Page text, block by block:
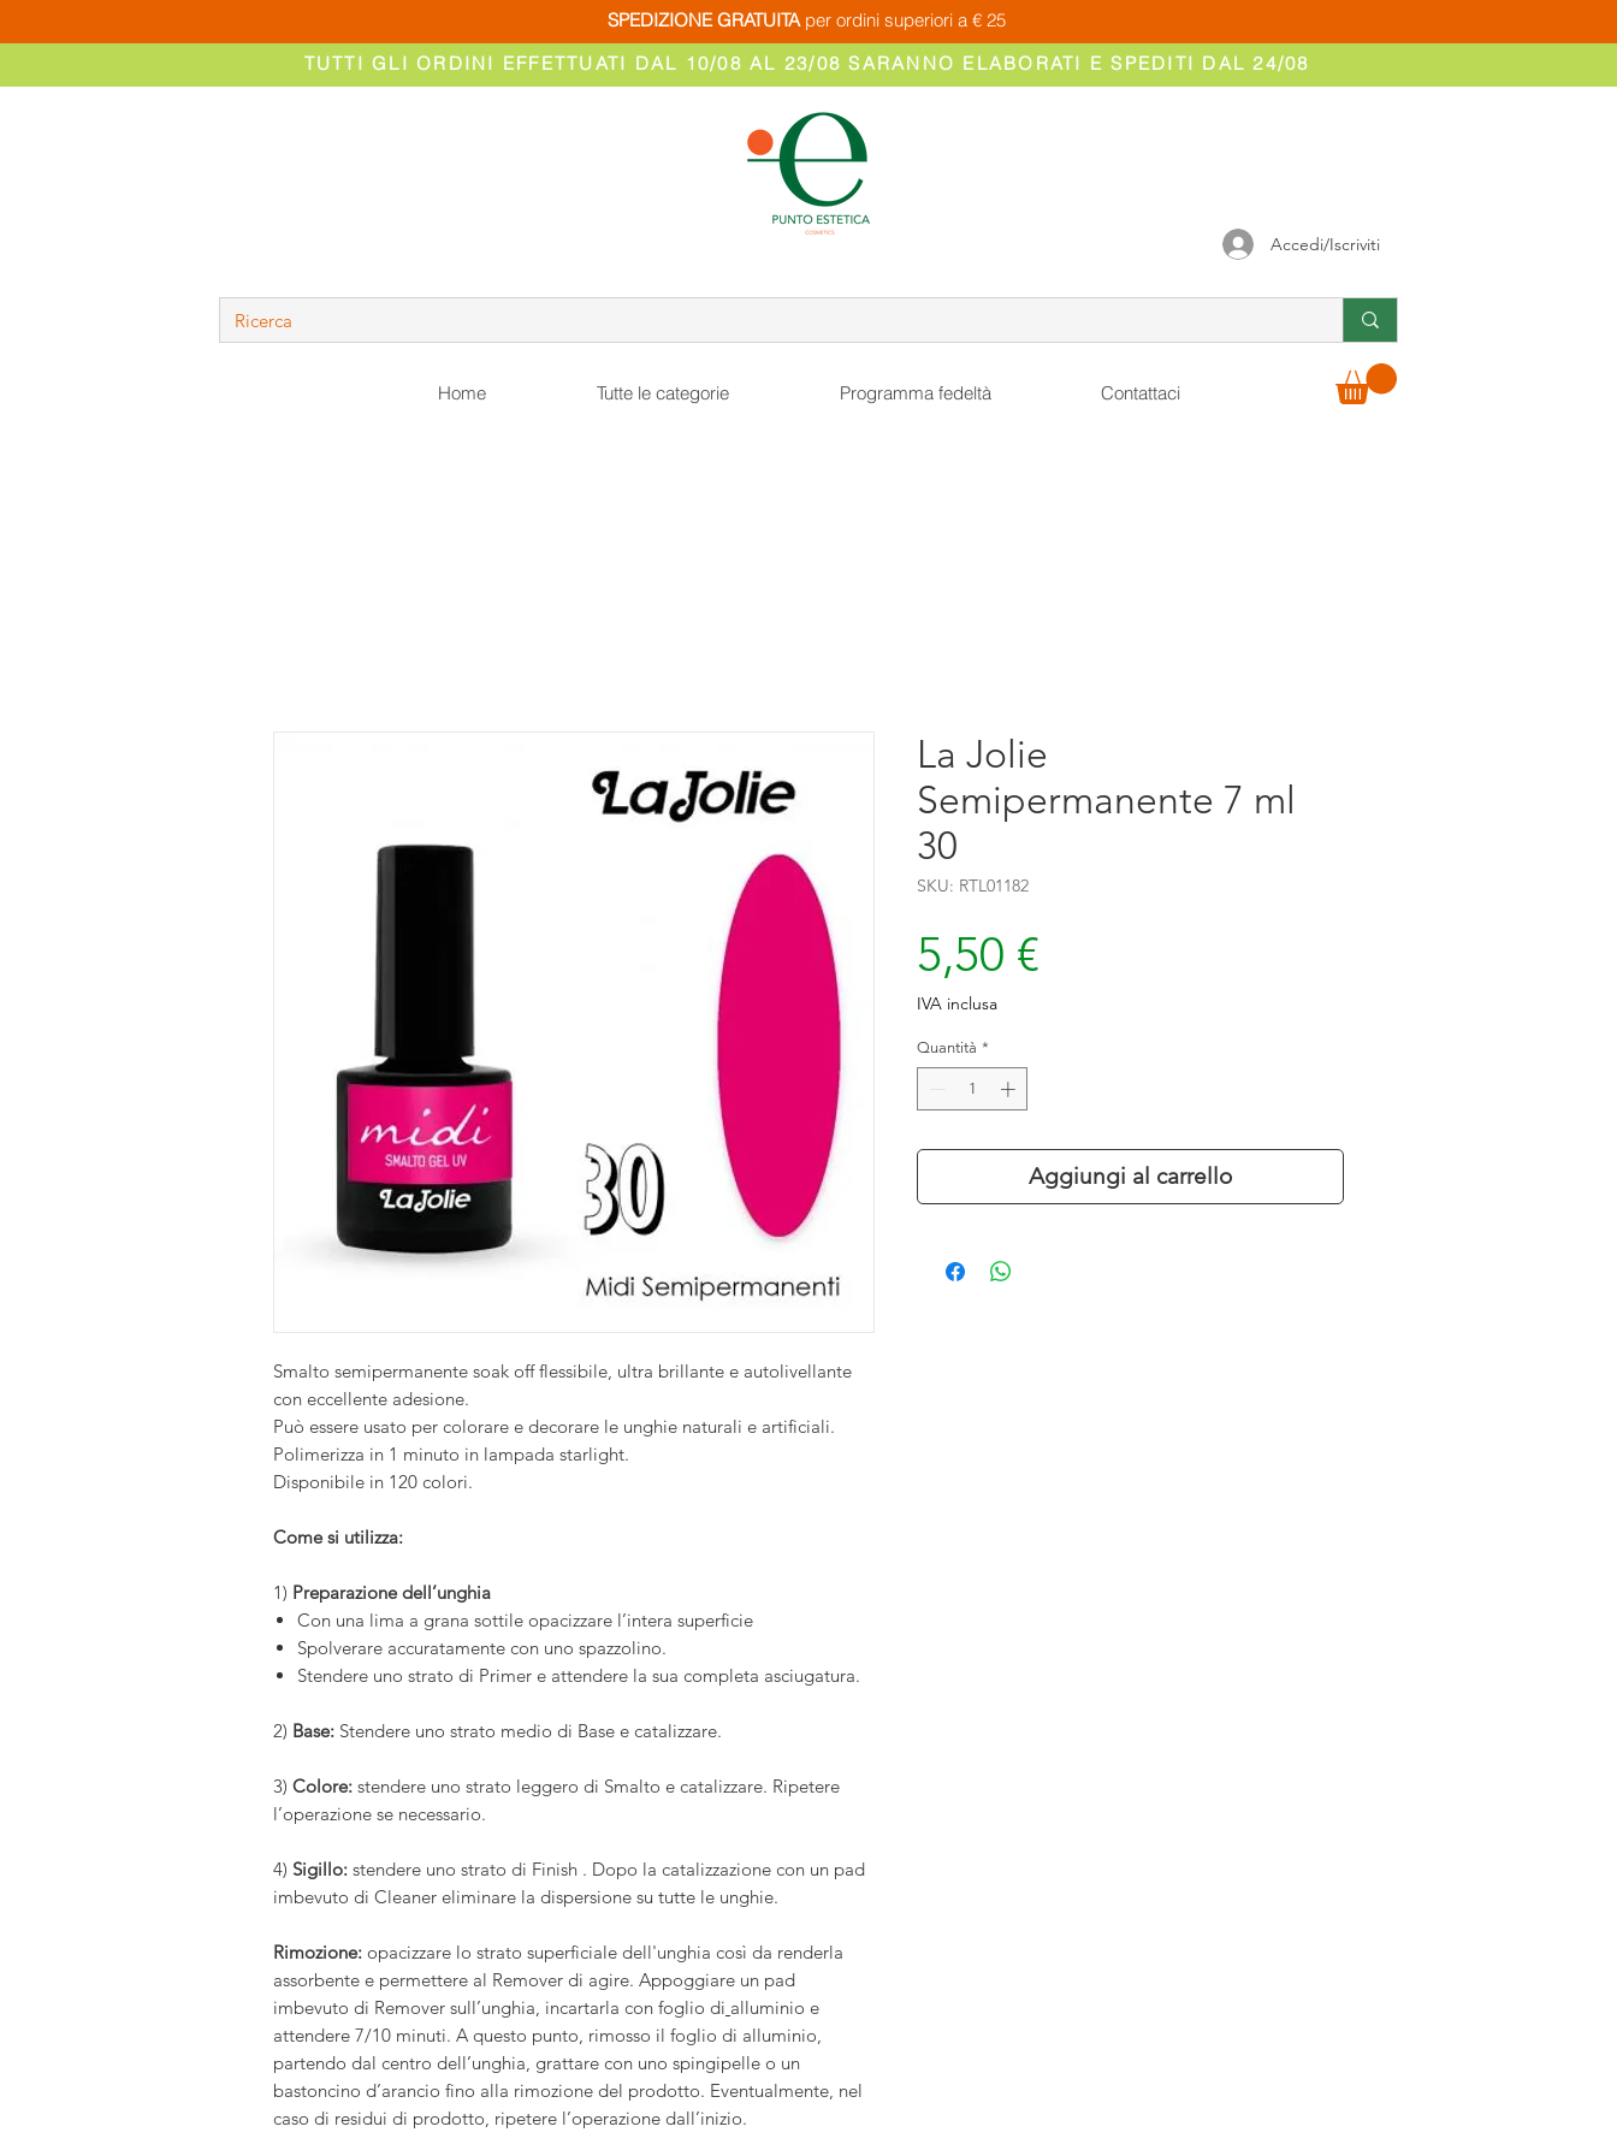
SPEDIZIONE GRATUITAper ordini superiori a € 25
TUTTI GLI ORDINI EFFETTUATI DAL 10/08 AL 23/08 SARANNO ELABORATI E SPEDITI DAL 24/08
Accedi/Iscriviti
Home Tutte le categorie Programma fedeltà Contattaci
Smalto semipermanente soak off flessibile, ultra brillante e autolivellante
con eccellente adesione.
Può essere usato per colorare e decorare le unghie naturali e artificiali.
Polimerizza in 1 minuto in lampada starlight.
Disponibile in 120 colori.
Come si utilizza:
1) Preparazione dell’unghia
Con una lima a grana sottile opacizzare l’intera superficie
Spolverare accuratamente con uno spazzolino.
Stendere uno strato di Primer e attendere la sua completa asciugatura.
2) Base: Stendere uno strato medio di Base e catalizzare.
3) Colore: stendere uno strato leggero di Smalto e catalizzare. Ripetere
l’operazione se necessario.
4) Sigillo: stendere uno strato di Finish . Dopo la catalizzazione con un pad
imbevuto di Cleaner eliminare la dispersione su tutte le unghie.
Rimozione: opacizzare lo strato superficiale dell'unghia così da renderla
assorbente e permettere al Remover di agire. Appoggiare un pad
imbevuto di Remover sull’unghia, incartarla con foglio di alluminio e
attendere 7/10 minuti. A questo punto, rimosso il foglio di alluminio,
partendo dal centro dell’unghia, grattare con uno spingipelle o un
bastoncino d’arancio fino alla rimozione del prodotto. Eventualmente, nel
caso di residui di prodotto, ripetere l’operazione dall’inizio.
La Jolie
Semipermanente 7 ml
30
SKU: RTL01182
5,50 €
IVA inclusa
Quantità *
Aggiungi al carrello